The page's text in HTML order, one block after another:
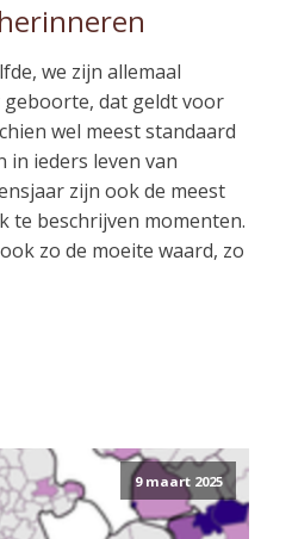
we zijn allemaal
dat geldt voor
wel meest standaard
in ieders leven van
zijn ook de meest
te beschrijven momenten.
zo de moeite waard, zo
9 maart 2025